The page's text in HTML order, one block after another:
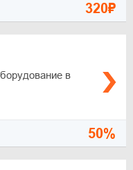
320₽
в
50%